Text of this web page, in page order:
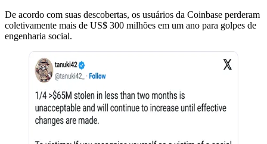
De acordo com suas descobertas, os usuários da Coinbase perderam
coletivamente mais de US$ 300 milhões em um ano para golpes de
engenharia social.